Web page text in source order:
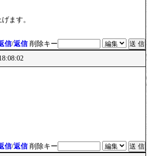
ます。
信/返信 削除キー
信/返信 削除キー